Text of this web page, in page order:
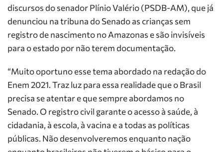
discursos do senador Plínio Valério (PSDB-AM), que já
denunciou na tribuna do Senado as crianças sem
registro de nascimento no Amazonas e são invisíveis
para o estado por não terem documentação.
“Muito oportuno esse tema abordado na redação do
Enem 2021. Traz luz para essa realidade que o Brasil
precisa se atentar e que sempre abordamos no
Senado. O registro civil garante o acesso à saúde, à
cidadania, à escola, à vacina e a todas as políticas
públicas. Não desenvolveremos enquanto nação